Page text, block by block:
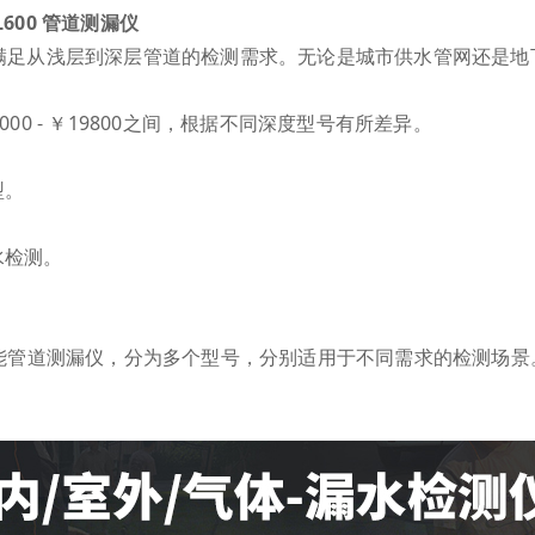
管道测漏仪
从浅层到深层管道的检测需求。无论是城市供水管网还是
- ￥19800之间，根据不同深度型号有所差异。
测。
道测漏仪，分为多个型号，分别适用于不同需求的检测场